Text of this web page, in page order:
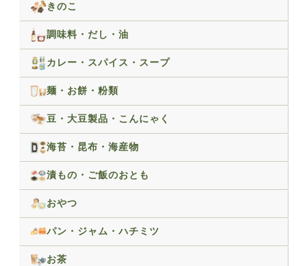
きのこ
調味料・だし・油
カレー・スパイス・スープ
麺・お餅・粉類
豆・大豆製品・こんにゃく
海苔・昆布・海産物
漬もの・ご飯のおとも
おやつ
パン・ジャム・ハチミツ
お茶